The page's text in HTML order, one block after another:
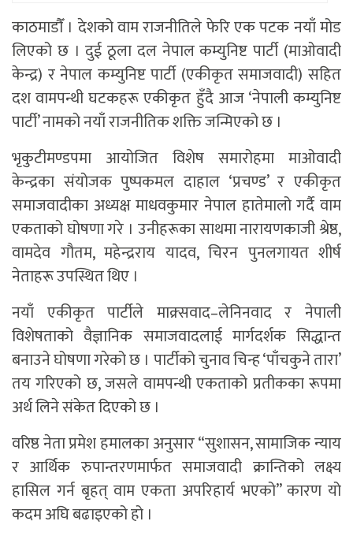
काठमाडाैँ । देशको वाम राजनीतिले फेरि एक पटक नयाँ मोड
लिएको छ । दुई ठूला दल नेपाल कम्युनिष्ट पार्टी (माओवादी
केन्द्र) र नेपाल कम्युनिष्ट पार्टी (एकीकृत समाजवादी) सहित
दश वामपन्थी घटकहरू एकीकृत हुँदै आज ‘नेपाली कम्युनिष्ट
पार्टी’ नामको नयाँ राजनीतिक शक्ति जन्मिएको छ ।
भृकुटीमण्डपमा आयोजित विशेष समारोहमा माओवादी
केन्द्रका संयोजक पुष्पकमल दाहाल ‘प्रचण्ड’ र एकीकृत
समाजवादीका अध्यक्ष माधवकुमार नेपाल हातेमालो गर्दै वाम
एकताको घोषणा गरे । उनीहरूका साथमा नारायणकाजी श्रेष्ठ,
वामदेव गौतम, महेन्द्रराय यादव, चिरन पुनलगायत शीर्ष
नेताहरू उपस्थित थिए ।
नयाँ एकीकृत पार्टीले माक्र्सवाद–लेनिनवाद र नेपाली
विशेषताको वैज्ञानिक समाजवादलाई मार्गदर्शक सिद्धान्त
बनाउने घोषणा गरेको छ । पार्टीको चुनाव चिन्ह ‘पाँचकुने तारा’
तय गरिएको छ, जसले वामपन्थी एकताको प्रतीकका रूपमा
अर्थ लिने संकेत दिएको छ ।
वरिष्ठ नेता प्रमेश हमालका अनुसार “सुशासन, सामाजिक न्याय
र आर्थिक रुपान्तरणमार्फत समाजवादी क्रान्तिको लक्ष्य
हासिल गर्न बृहत् वाम एकता अपरिहार्य भएको” कारण यो
कदम अघि बढाइएको हो ।